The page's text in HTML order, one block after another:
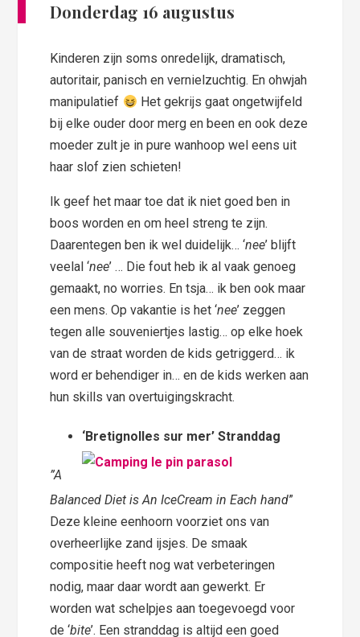
Donderdag 16 augustus
Kinderen zijn soms onredelijk, dramatisch,
autoritair, panisch en vernielzuchtig. En ohwjah
manipulatief
Het gekrijs gaat ongetwijfeld
bij elke ouder door merg en been en ook deze
moeder zult je in pure wanhoop wel eens uit
haar slof zien schieten!
Ik geef het maar toe dat ik niet goed ben in
boos worden en om heel streng te zijn.
Daarentegen ben ik wel duidelijk… ‘nee’ blijft
veelal ‘nee’ … Die fout heb ik al vaak genoeg
gemaakt, no worries. En tsja… ik ben ook maar
een mens. Op vakantie is het ‘nee’ zeggen
tegen alle souveniertjes lastig… op elke hoek
van de straat worden de kids getriggerd… ik
word er behendiger in… en de kids werken aan
hun skills van overtuigingskracht.
‘Bretignolles sur mer’ Stranddag
”A
Balanced Diet is An IceCream in Each hand”
Deze kleine eenhoorn voorziet ons van
overheerlijke zand ijsjes. De smaak
compositie heeft nog wat verbeteringen
nodig, maar daar wordt aan gewerkt. Er
worden wat schelpjes aan toegevoegd voor
de ‘bite’. Een stranddag is altijd een goed